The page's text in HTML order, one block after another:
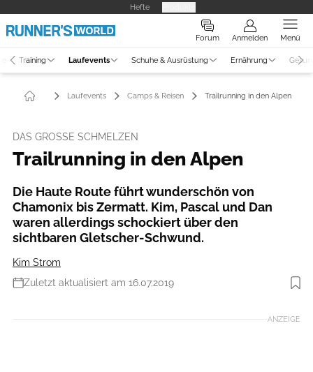
Hefte
Forum Anmelden Menü
Training Laufevents Schuhe & Ausrüstung Ernährung
Laufevents Camps & Reisen Trailrunning in den Alpen
DAS GROSSE SCHMELZEN
Trailrunning in den Alpen
Die Haute Route führt wunderschön von
Chamonix bis ­Zermatt. Kim, Pascal und Dan
waren allerdings schockiert über den
sichtbaren Gletscher-Schwund.
Kim Strom
Zuletzt aktualisiert am 16.07.2019
Foto: iStockphoto
ANZEIGE